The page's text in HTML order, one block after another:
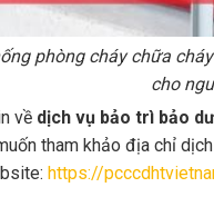
phòng cháy chữa
cho
về dịch vụ bảo trì bảo
tham khảo địa chỉ
https://